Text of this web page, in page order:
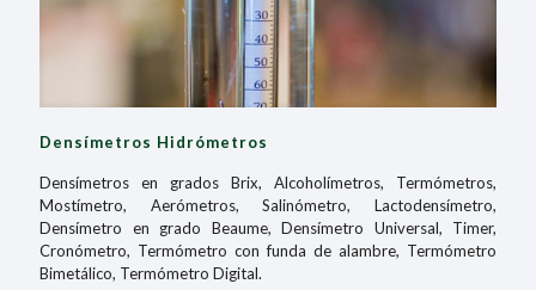
Densímetros Hidrómetros
Densímetros en grados Brix, Alcoholímetros, Termómetros,
Mostímetro, Aerómetros, Salinómetro, Lactodensímetro,
Densímetro en grado Beaume, Densímetro Universal, Timer,
Cronómetro, Termómetro con funda de alambre, Termómetro
Bimetálico, Termómetro Digital.